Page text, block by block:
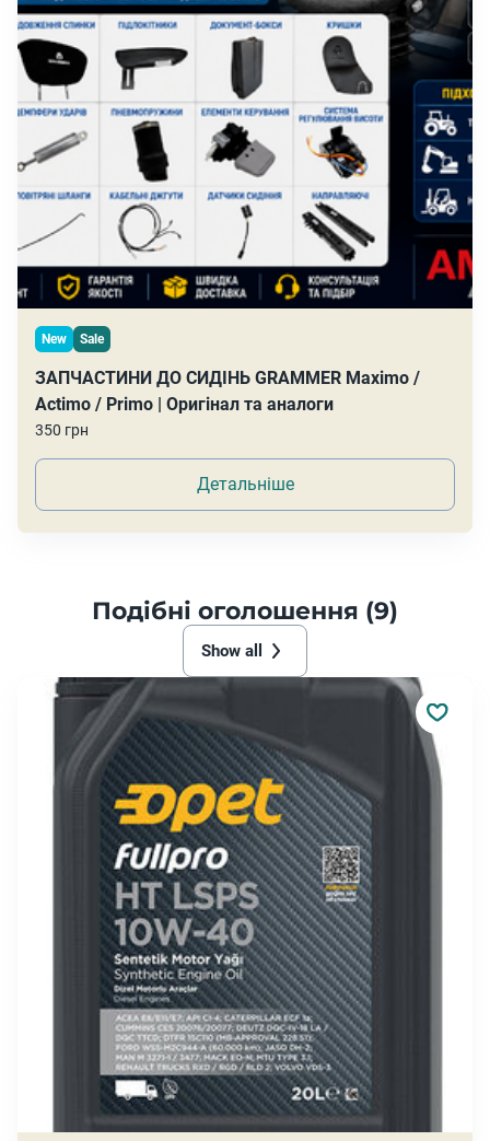
New Sale
ЗАПЧАСТИНИ ДО СИДІНЬ GRAMMER Maximo /
Actimo / Primo | Оригінал та аналоги
350 грн
Детальніше
Подібні оголошення (9)
Show all